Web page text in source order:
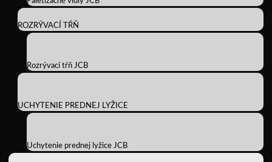
ROZRÝVACÍ TŔŇ
Rozrývací tŕň JCB
UCHYTENIE PREDNEJ LYŽICE
Uchytenie prednej lyžice JCB